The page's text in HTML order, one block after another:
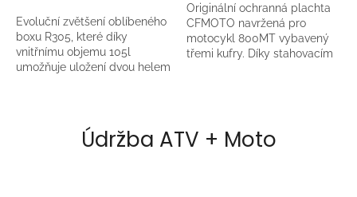
Evoluční zvětšení oblíbeného
boxu R305, které díky
vnitřnímu objemu 105l
umožňuje uložení dvou helem
Gladiator X450/X520, X625.
hvězdiček.
Originální ochranná plachta
CFMOTO navržená pro
motocykl 800MT vybavený
třemi kufry. Díky stahovacím
vodě, prachu a UV záření -
Na plachtě je logo CFMOTO
Údržba ATV + Moto